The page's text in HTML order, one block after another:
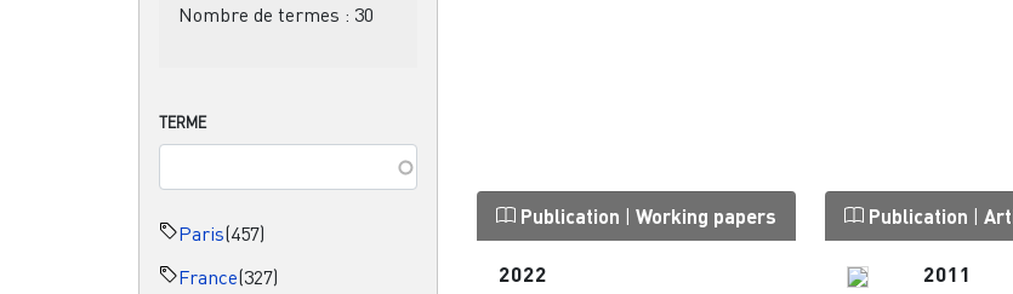
Nombre de termes : 30
TERME
Paris(457)
France(327)
Publication | Working papers
2022
Publication |
2011